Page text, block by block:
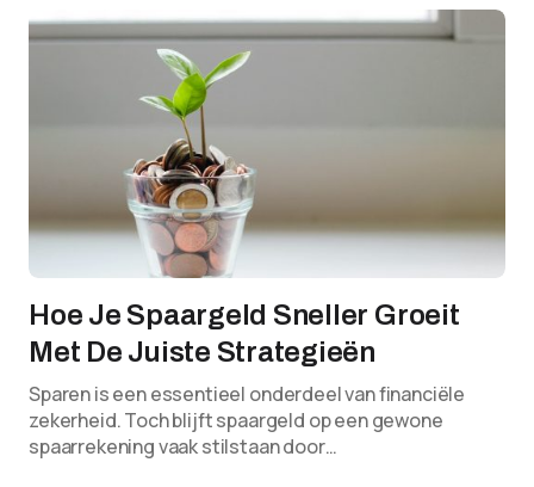
Hoe Je Spaargeld Sneller Groeit
Met De Juiste Strategieën
Sparen is een essentieel onderdeel van financiële
zekerheid. Toch blijft spaargeld op een gewone
spaarrekening vaak stilstaan door…